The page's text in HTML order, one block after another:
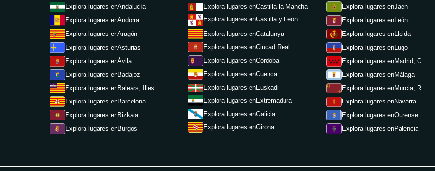
Explora lugares enAndalucía
Explora lugares enAndorra
Explora lugares enAragón
Explora lugares enAsturias
Explora lugares enÁvila
Explora lugares enBadajoz
Explora lugares enBalears, Illes
Explora lugares enBarcelona
Explora lugares enBizkaia
Explora lugares enBurgos
Explora lugares enCastilla la Mancha
Explora lugares enCastilla y León
Explora lugares enCatalunya
Explora lugares enCiudad Real
Explora lugares enCórdoba
Explora lugares enCuenca
Explora lugares enEuskadi
Explora lugares enExtremadura
Explora lugares enGalicia
Explora lugares enGirona
Explora lugares enJaen
Explora lugares enLeón
Explora lugares enLleida
Explora lugares en Lugo
Explora lugares enMadrid, C.
Explora lugares enMálaga
Explora lugares enMurcia, R.
Explora lugares enNavarra
Explora lugares enOurense
Explora lugares enPalencia